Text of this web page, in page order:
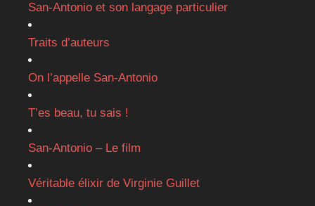
San-Antonio et son langage particulier
Traits d’auteurs
On l’appelle San-Antonio
T’es beau, tu sais !
San-Antonio – Le film
Véritable élixir de Virginie Guillet